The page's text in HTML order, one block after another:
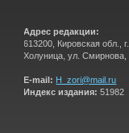
Адрес редакции:
613200, Кировская обл.,
Холуница, ул. Смирнова,
E-mail: H_zori@mail.ru
Индекс издания: 51982